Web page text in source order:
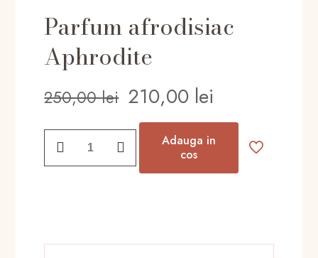
Parfum afrodisiac
Aphrodite
250,00lei Prețul
inițial
a
fost:
250,00 lei.
210,00 lei
curent
este:
210,00 lei.
Parfum
afrodisiac
Adauga in
cos